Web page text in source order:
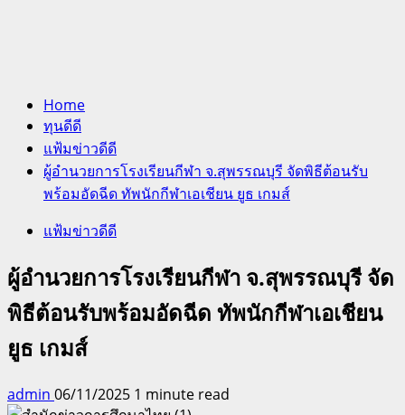
Home
ทุนดีดี
แฟ้มข่าวดีดี
ผู้อำนวยการโรงเรียนกีฬา จ.สุพรรณบุรี จัดพิธีต้อนรับ
พร้อมอัดฉีด ทัพนักกีฬาเอเชียน ยูธ เกมส์
แฟ้มข่าวดีดี
ผู้อำนวยการโรงเรียนกีฬา จ.สุพรรณบุรี จัด
พิธีต้อนรับพร้อมอัดฉีด ทัพนักกีฬาเอเชียน
ยูธ เกมส์
admin 06/11/2025 1 minute read